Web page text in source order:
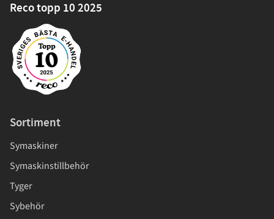
Reco topp 10 2025
Sortiment
Symaskiner
Symaskinstillbehör
Tyger
Sybehör